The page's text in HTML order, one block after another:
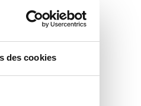
des cookies